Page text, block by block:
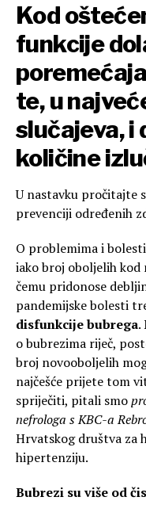
Kod
funkcije
te, u
slučajeva, i
količine
U nastavku pročitajte
prevenciji određenih
O problemima i
iako broj oboljelih kod
čemu pridonose
pandemijske bolesti
disfunkcije bubrega.
o bubrezima riječ,
broj novooboljelih
najčešće prijete tom
spriječiti, pitali smo
nefrologa s KBC-a
Hrvatskog društva za
hipertenziju.
Bubrezi su više od